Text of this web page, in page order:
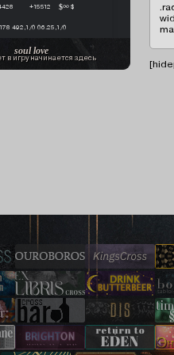
+15512 ∞ $
178 492,1/0 06.25,1/0
soul love
в игру начинается здесь